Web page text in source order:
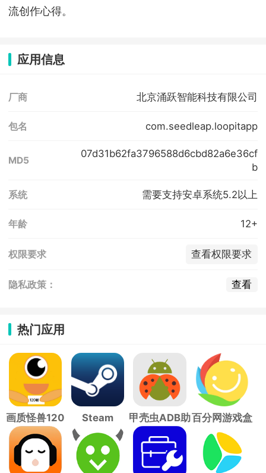
流创作心得。
应用信息
厂商 北京涌跃智能科技有限公司
包名 com.seedleap.loopitapp
MD5
07d31b62fa3796588d6cbd82a6e36cf
b
系统 需要支持安卓系统5.2以上
年龄 12+
权限要求 查看权限要求
隐私政策： 查看
热门应用
画质怪兽120
帧
Steam
甲壳虫ADB助
手
百分网游戏盒
子